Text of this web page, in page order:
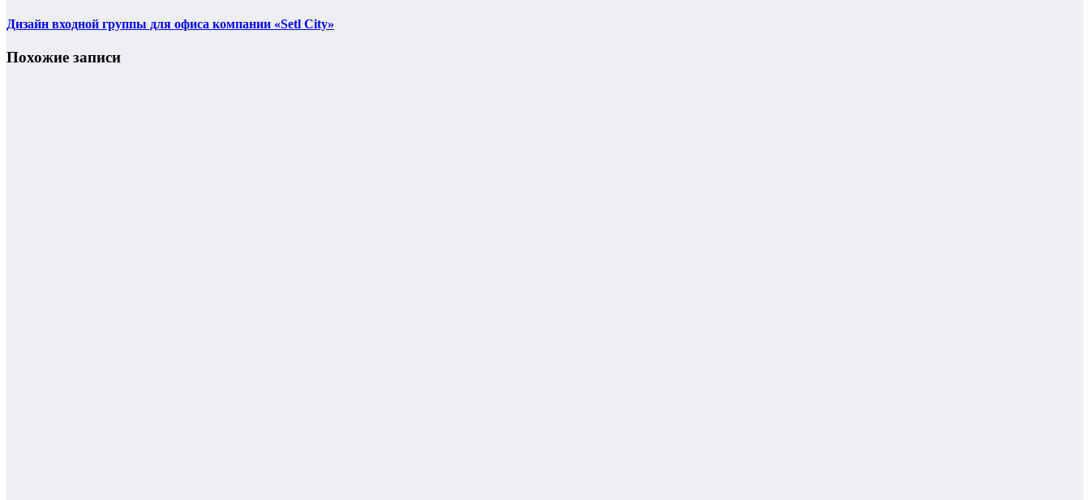
Дизайн входной группы для офиса компании «Setl City»
Похожие записи